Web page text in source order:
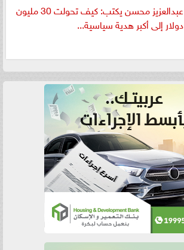
عبدالعزيز محسن يكتب: كيف تحولت 30 مليون
دولار إلى أكبر هدية سياسية...